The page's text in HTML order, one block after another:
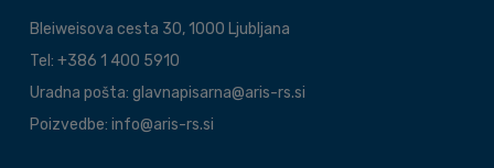
Bleiweisova cesta 30, 1000 Ljubljana
Tel: +386 1 400 5910
Uradna pošta: glavnapisarna@aris-rs.si
Poizvedbe: info@aris-rs.si